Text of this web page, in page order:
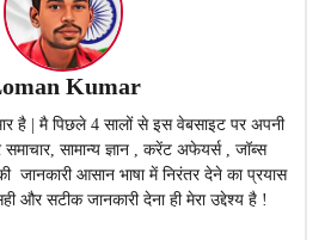
Kumar
है | मै पिछले 4 सालों से इस वेबसाइट पर अपनी
समाचार, सामान्य ज्ञान , करेंट अफेयर्स , जॉब्स
जानकारी आसान भाषा में निरंतर देने का प्रयास
और सटीक जानकारी देना ही मेरा उद्देश्य है !